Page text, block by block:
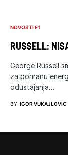
NOVOSTI F1
RUSSELL:
George Russell
za pohranu
odustajanja…
BY IGOR VUKAJLOVIC